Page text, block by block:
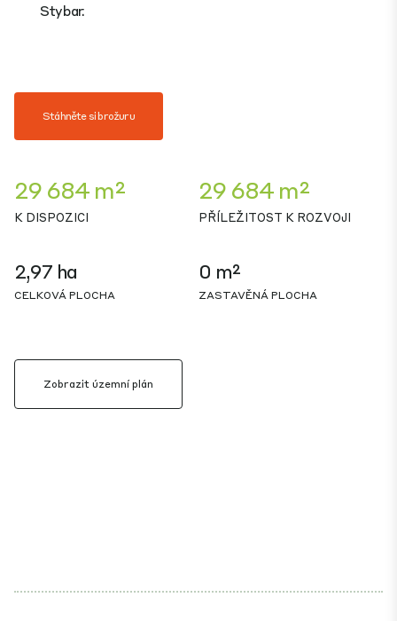
Stybar.
Stáhněte si brožuru
29 684 m²
K DISPOZICI
29 684 m²
PŘÍLEŽITOST K ROZVOJI
2,97 ha
CELKOVÁ PLOCHA
0 m²
ZASTAVĚNÁ PLOCHA
Zobrazit územní plán